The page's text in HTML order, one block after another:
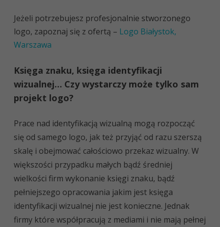
Jeżeli potrzebujesz profesjonalnie stworzonego
logo, zapoznaj się z ofertą – Logo Białystok,
Warszawa
Księga znaku, księga identyfikacji
wizualnej… Czy wystarczy może tylko sam
projekt logo?
Prace nad identyfikacją wizualną mogą rozpocząć
się od samego logo, jak też przyjąć od razu szerszą
skalę i obejmować całościowo przekaz wizualny. W
większości przypadku małych bądź średniej
wielkości firm wykonanie księgi znaku, bądź
pełniejszego opracowania jakim jest księga
identyfikacji wizualnej nie jest konieczne. Jednak
firmy które współpracują z mediami i nie mają pełnej